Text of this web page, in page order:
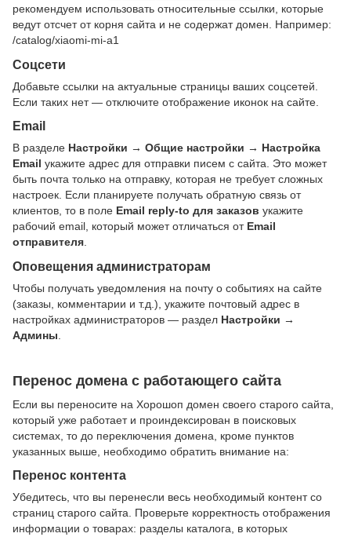
рекомендуем использовать относительные ссылки, которые
ведут отсчет от корня сайта и не содержат домен. Например:
/catalog/xiaomi-mi-a1
Соцсети
Добавьте ссылки на актуальные страницы ваших соцсетей.
Если таких нет — отключите отображение иконок на сайте.
Email
В разделе Настройки → Общие настройки → Настройка
Email укажите адрес для отправки писем с сайта. Это может
быть почта только на отправку, которая не требует сложных
настроек. Если планируете получать обратную связь от
клиентов, то в поле Email reply-to для заказов укажите
рабочий email, который может отличаться от Email
отправителя.
Оповещения администраторам
Чтобы получать уведомления на почту о событиях на сайте
(заказы, комментарии и т.д.), укажите почтовый адрес в
настройках администраторов — раздел Настройки →
Админы
Перенос домена с работающего сайта
Если вы переносите на Хорошоп домен своего старого сайта,
который уже работает и проиндексирован в поисковых
системах, то до переключения домена, кроме пунктов
указанных выше, необходимо обратить внимание на:
Перенос контента
Убедитесь, что вы перенесли весь необходимый контент со
страниц старого сайта. Проверьте корректность отображения
информации о товарах: разделы каталога, в которых